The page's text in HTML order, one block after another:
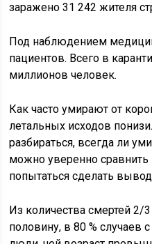
заражено 31 242 жителя
Под наблюдением
пациентов. Всего в
миллионов человек.
Как часто умирают от
летальных исходов
разбираться, всегда ли
можно уверенно
попытаться сделать
Из количества смертей 2/
половину, в 80 % случаев